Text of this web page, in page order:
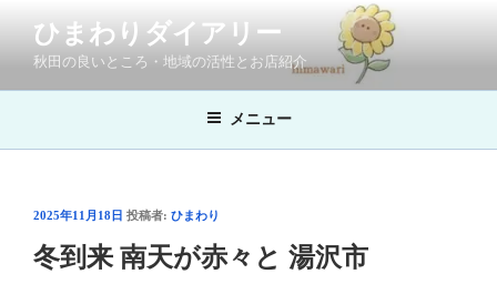
ン
へ
ひまわりダイアリー
秋田の良いところ・地域の活性とお店紹介
メニュー
投
日:
2025年11月18日 投稿者: ひまわり
冬到来 南天が赤々と 湯沢市